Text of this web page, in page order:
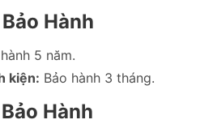
Hành
5 năm.
kiện: Bảo hành 3 tháng.
Hành